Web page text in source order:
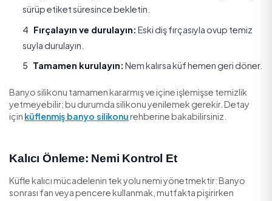
Tavan köşesi
İzolasyon/çatı
nemi
Koruyucu kullanın:Eldiven ve maske takın, alanı
Yüzeyi ıslatın:Kuru fırçalama spor saçar; önce
Uygun ürün uygulayın:Derz ve silikonda küf